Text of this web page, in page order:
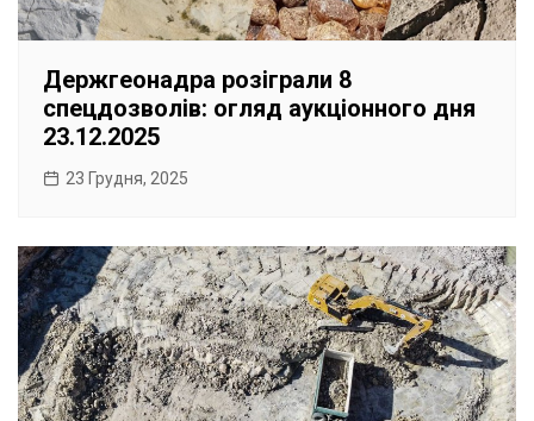
Держгеонадра розіграли 8
спецдозволів: огляд аукціонного дня
23.12.2025
23 Грудня, 2025